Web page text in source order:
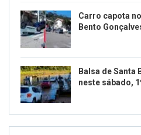
Carro capota
Bento
Balsa de Santa
neste sábado,